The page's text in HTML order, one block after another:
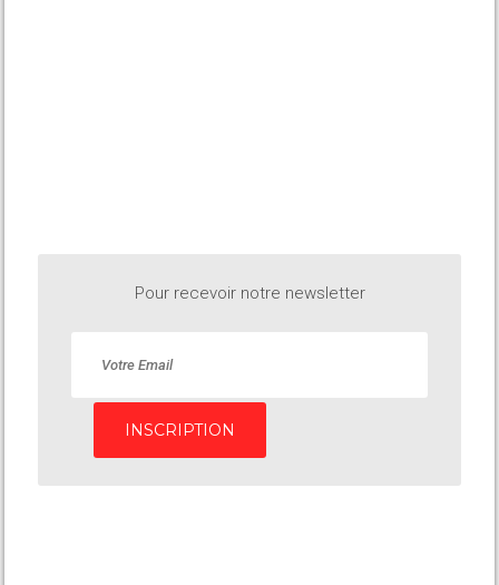
Pour recevoir notre newsletter
INSCRIPTION